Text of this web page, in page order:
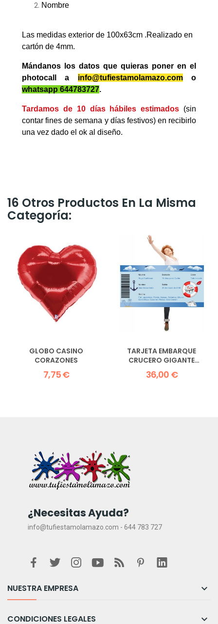
Nombre
Las medidas exterior de 100x63cm .Realizado en
cartón de 4mm.
Mándanos los datos que quieras poner en el
photocall a
info@tufiestamolamazo.com
o
whatsapp 644783727.
Tardamos de 10 días hábiles estimados (sin
contar fines de semana y días festivos) en recibirlo
una vez dado el ok al diseño.
16 Otros Productos En La Misma
Categoría:
GLOBO CASINO
CORAZONES
7,75 €
TARJETA EMBARQUE
CRUCERO GIGANTE
120X60CM
36,00 €
¿Necesitas Ayuda?
info@tufiestamolamazo.com - 644 783 727
NUESTRA EMPRESA 
CONDICIONES LEGALES 